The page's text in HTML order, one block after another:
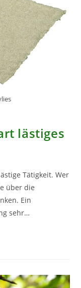
lästiges
Tätigkeit. Wer
über die
Ein
sehr…